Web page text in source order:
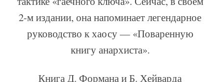
2-м издании, она напоминает легендарное
руководство к хаосу — «Поваренную
книгу анархиста».
Книга Д. Формана и Б. Хейварда